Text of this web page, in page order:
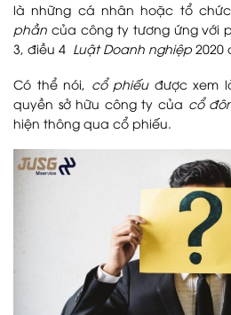
là những cá nhân hoặc tổ
phần của công ty tương ứng với
3, điều 4 Luật Doanh nghiệp 2020
Có thể nói, cổ phiếuđược xem
quyền sở hữu công ty của cổ
hiện thông qua cổ phiếu.